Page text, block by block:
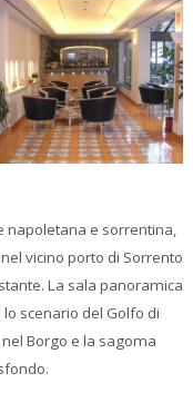
napoletana e sorrentina,
vicino porto di Sorrento
La sala panoramica
scenario del Golfo di
Borgo e la sagoma